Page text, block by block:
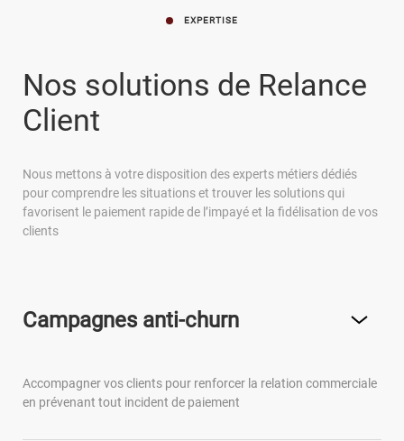
Le Blog iQera
Espace Particulier
Espace Entreprise
EXPERTISE
Nos solutions de Relance
Client
Nous mettons à votre disposition des experts métiers dédiés
pour comprendre les situations et trouver les solutions qui
favorisent le paiement rapide de l’impayé et la fidélisation de vos
clients
Campagnes anti-churn
Accompagner vos clients pour renforcer la relation commerciale
en prévenant tout incident de paiement